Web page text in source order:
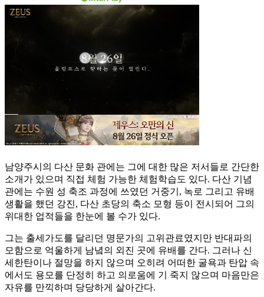
남양주시의 다산 문화 관에는 그에 대한 많은 저서들로 간단한
소개가 있으며 직접 체험 가능한 체험학습도 있다. 다산 기념
관에는 수원 성 축조 과정에 쓰였던 거중기, 녹로 그리고 유배
생활을 했던 강진, 다산 초당의 축소 모형 등이 전시되어 그의
위대한 업적들을 한눈에 볼 수가 있다.
그는 출세가도를 달리던 명문가의 고위관료였지만 반대파의
모함으로 억울하게 남녘의 외진 곳에 유배를 간다. 그러나 신
세한탄이나 절망을 하지 않으며 오히려 어떠한 굴욕과 탄압 속
에서도 용모를 단정히 하고 의로움에 기 죽지 않으며 마음만은
자유를 만끽하며 당당하게 살아간다.